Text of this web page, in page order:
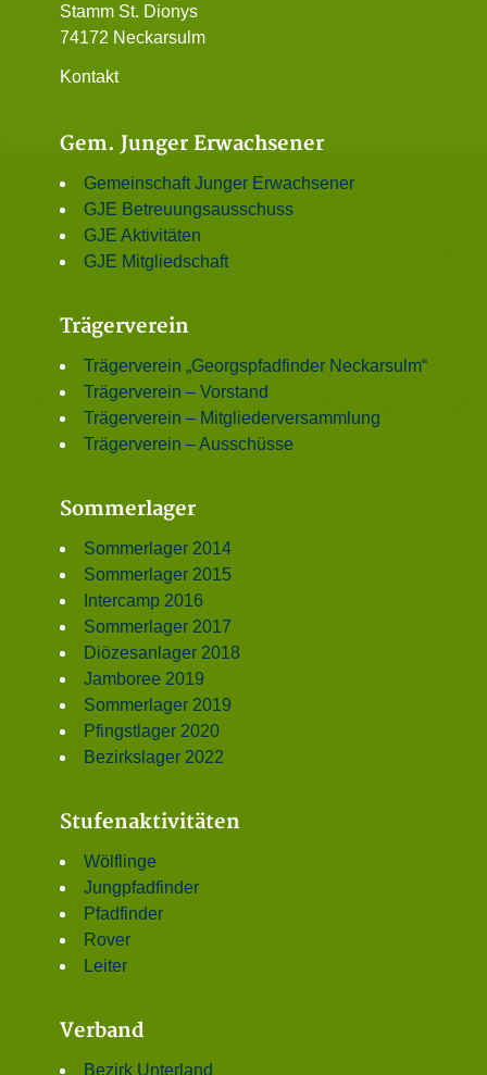
Stamm St. Dionys
74172 Neckarsulm
Kontakt
Gem. Junger Erwachsener
Gemeinschaft Junger Erwachsener
GJE Betreuungsausschuss
GJE Aktivitäten
GJE Mitgliedschaft
Trägerverein
Trägerverein „Georgspfadfinder Neckarsulm“
Trägerverein – Vorstand
Trägerverein – Mitgliederversammlung
Trägerverein – Ausschüsse
Sommerlager
Sommerlager 2014
Sommerlager 2015
Intercamp 2016
Sommerlager 2017
Diözesanlager 2018
Jamboree 2019
Sommerlager 2019
Pfingstlager 2020
Bezirkslager 2022
Stufenaktivitäten
Wölflinge
Jungpfadfinder
Pfadfinder
Rover
Leiter
Verband
Bezirk Unterland